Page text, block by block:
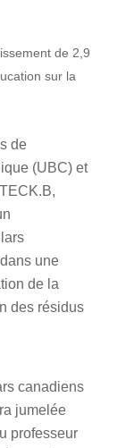
de 2,9
sur la
de
(UBC) et
une
de la
des résidus
canadiens
jumelée
professeur